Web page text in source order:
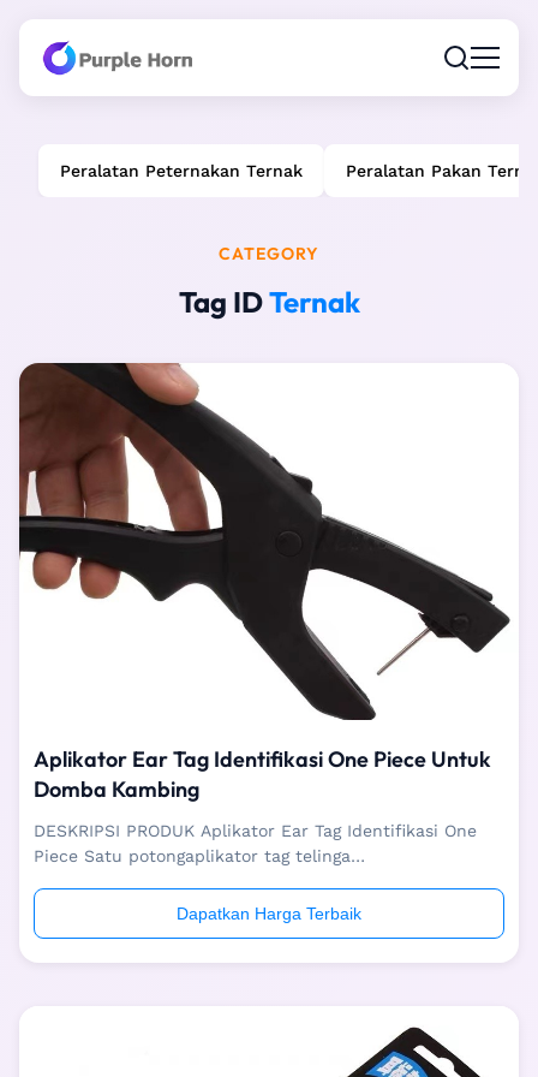
Peralatan Peternakan Ternak Peralatan Pakan
CATEGORY
Tag IDTernak
Aplikator Ear Tag Identifikasi One Piece Untuk
Domba Kambing
DESKRIPSI PRODUK Aplikator Ear Tag Identifikasi One
Piece Satu potongaplikator tag telinga
peternakan, profesional untuk menandai tag telinga
satu potong. Aplikator tag telinga satu bagian ini
Dapatkan Harga Terbaik